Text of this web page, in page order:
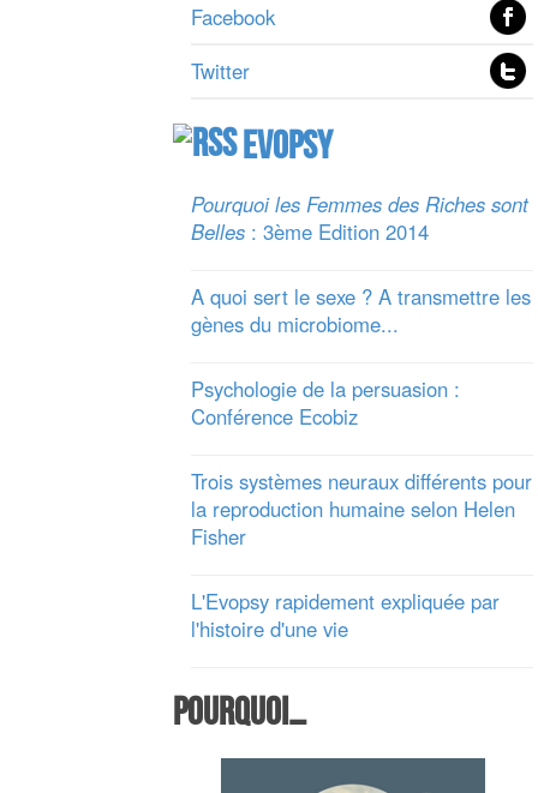
Facebook
Twitter
Evopsy
Pourquoi les Femmes des Riches sont
Belles: 3ème Edition 2014
A quoi sert le sexe ? A transmettre les
gènes du microbiome...
Psychologie de la persuasion :
Conférence Ecobiz
Trois systèmes neuraux différents pour
la reproduction humaine selon Helen
Fisher
L'Evopsy rapidement expliquée par
l'histoire d'une vie
Pourquoi…